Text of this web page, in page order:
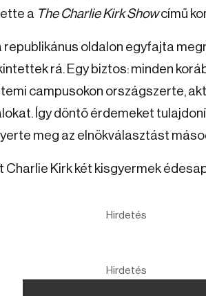
a The Charlie Kirk Showcímű
republikánus oldalon egyfajta
rá. Egy biztos: minden
campusokon országszerte,
Így döntő érdemeket
meg az elnökválasztást
Charlie Kirk két kisgyermek
Hirdetés
Hirdetés